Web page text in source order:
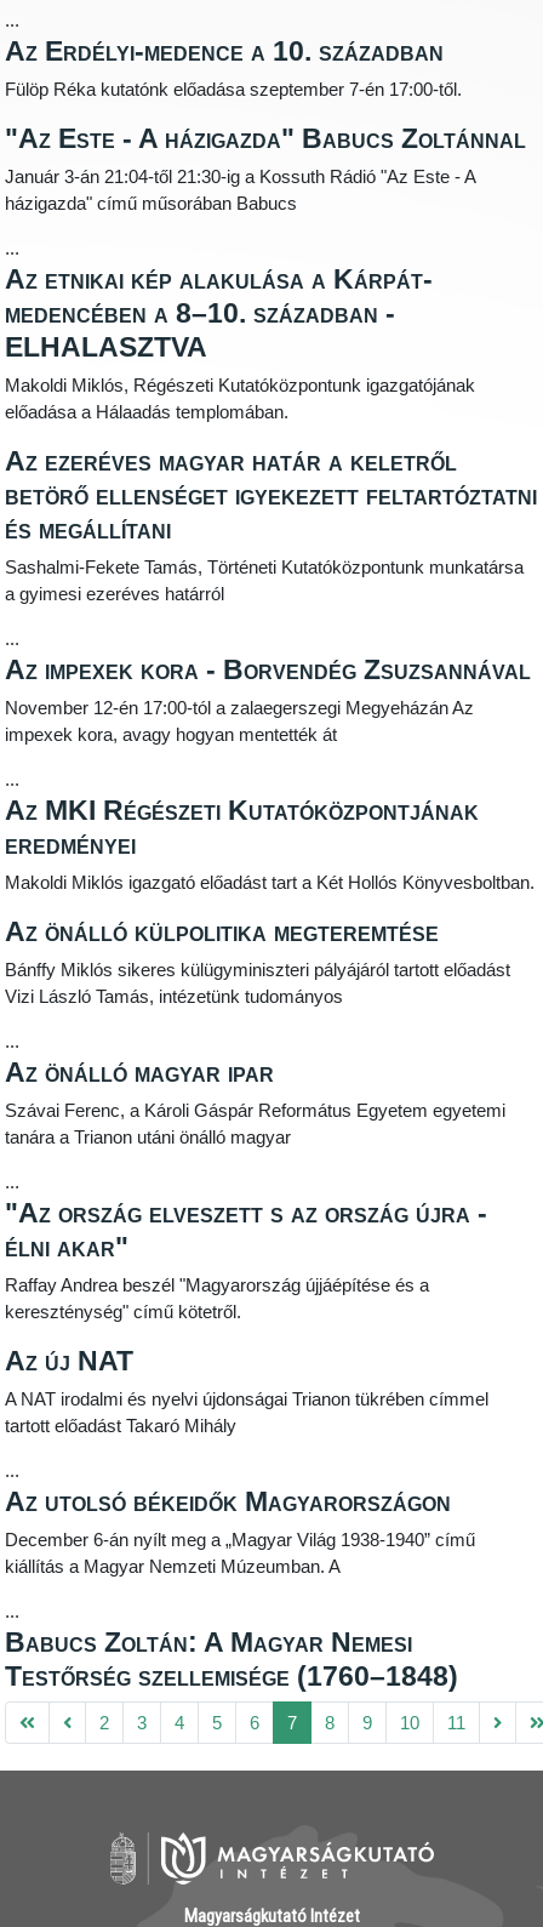
...
Az Erdélyi-medence a 10. században
Fülöp Réka kutatónk előadása szeptember 7-én 17:00-től.
"Az Este - A házigazda" Babucs Zoltánnal
Január 3-án 21:04-től 21:30-ig a Kossuth Rádió "Az Este - A
házigazda" című műsorában Babucs
...
Az etnikai kép alakulása a Kárpát-
medencében a 8–10. században -
ELHALASZTVA
Makoldi Miklós, Régészeti Kutatóközpontunk igazgatójának
előadása a Hálaadás templomában.
Az ezeréves magyar határ a keletről
betörő ellenséget igyekezett feltartóztatni
és megállítani
Sashalmi-Fekete Tamás, Történeti Kutatóközpontunk munkatársa
a gyimesi ezeréves határról
...
Az impexek kora - Borvendég Zsuzsannával
November 12-én 17:00-tól a zalaegerszegi Megyeházán Az
impexek kora, avagy hogyan mentették át
...
Az MKI Régészeti Kutatóközpontjának
eredményei
Makoldi Miklós igazgató előadást tart a Két Hollós Könyvesboltban.
Az önálló külpolitika megteremtése
Bánffy Miklós sikeres külügyminiszteri pályájáról tartott előadást
Vizi László Tamás, intézetünk tudományos
...
Az önálló magyar ipar
Szávai Ferenc, a Károli Gáspár Református Egyetem egyetemi
tanára a Trianon utáni önálló magyar
...
"Az ország elveszett s az ország újra -
élni akar"
Raffay Andrea beszél "Magyarország újjáépítése és a
kereszténység" című kötetről.
Az új NAT
A NAT irodalmi és nyelvi újdonságai Trianon tükrében címmel
tartott előadást Takaró Mihály
...
Az utolsó békeidők Magyarországon
December 6-án nyílt meg a „Magyar Világ 1938-1940” című
kiállítás a Magyar Nemzeti Múzeumban. A
...
Babucs Zoltán: A Magyar Nemesi
Testőrség szellemisége (1760–1848)
2 3 4 5 6 7 8 9 10 11
Magyarságkutató Intézet